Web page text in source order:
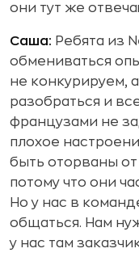
они тут же
Саша: Ребята из
обмениваться
не конкурируем,
разобраться и
французами не
плохое
быть оторваны
потому что они
Но у нас в
общаться. Нам
у нас там